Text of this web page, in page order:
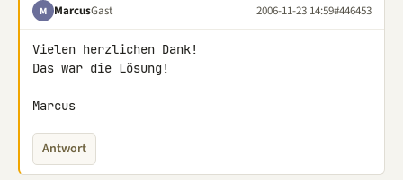
M MarcusGast 2006-11-23 14:59#446453
Vielen herzlichen Dank!
Das war die Lösung!
Marcus
Antwort